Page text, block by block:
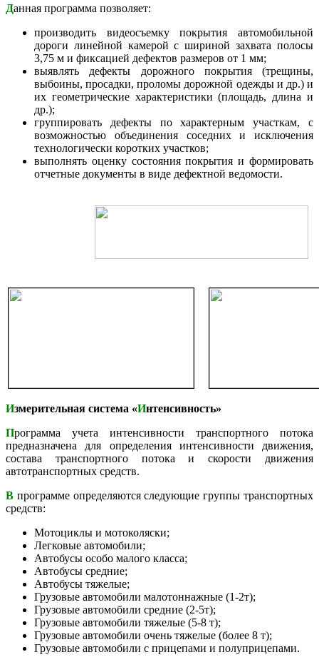
Данная программа позволяет:
производить видеосъемку покрытия автомобильной
дороги линейной камерой с шириной захвата полосы
3,75 м и фиксацией дефектов размеров от 1 мм;
выявлять дефекты дорожного покрытия (трещины,
выбоины, просадки, проломы дорожной одежды и др.) и
их геометрические характеристики (площадь, длина и
др.);
группировать дефекты по характерным участкам, с
возможностью объединения соседних и исключения
технологически коротких участков;
выполнять оценку состояния покрытия и формировать
отчетные документы в виде дефектной ведомости.
Измерительная система «Интенсивность»
Программа учета интенсивности транспортного потока
предназначена для определения интенсивности движения,
состава транспортного потока и скорости движения
автотранспортных средств.
В программе определяются следующие группы транспортных
средств:
Мотоциклы и мотоколяски;
Легковые автомобили;
Автобусы особо малого класса;
Автобусы средние;
Автобусы тяжелые;
Грузовые автомобили малотоннажные (1-2т);
Грузовые автомобили средние (2-5т);
Грузовые автомобили тяжелые (5-8 т);
Грузовые автомобили очень тяжелые (более 8 т);
Грузовые автомобили с прицепами и полуприцепами.